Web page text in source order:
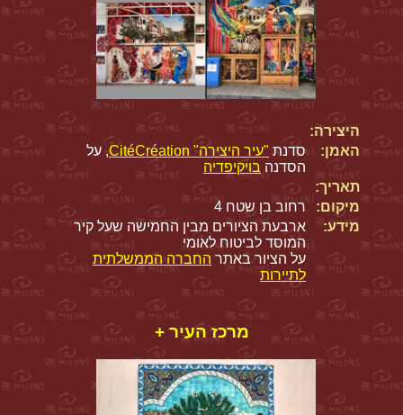
היצירה:
האמן:
סדנת "עיר היצירה" CitéCréation
, על
הסדנה בויקיפדיה
תאריך:
מיקום:
רחוב בן שטח 4
מידע:
ארבעת הציורים מבין החמישה שעל קיר
המוסד לביטוח לאומי
על הציור באתר החברה הממשלתית
לתיירות
מרכז העיר +